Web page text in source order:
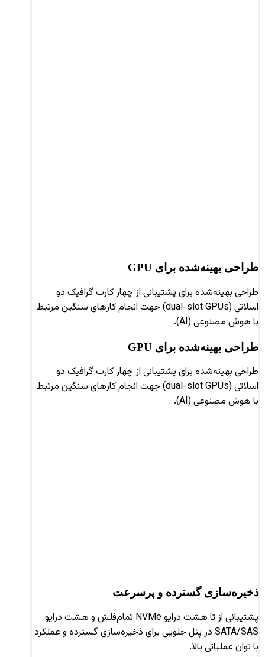
طراحی بهینه‌شده برای GPU
طراحی بهینه‌شده برای پشتیبانی از چهار کارت گرافیک دو
اسلاتی (dual-slot GPUs) جهت انجام کارهای سنگین مرتبط
با هوش مصنوعی (AI).
طراحی بهینه‌شده برای GPU
طراحی بهینه‌شده برای پشتیبانی از چهار کارت گرافیک دو
اسلاتی (dual-slot GPUs) جهت انجام کارهای سنگین مرتبط
با هوش مصنوعی (AI).
ذخیره‌سازی گسترده و پرسرعت
پشتیبانی از تا هشت درایو NVMe تمام‌فلش و هشت درایو
SATA/SAS در پنل جلویی برای ذخیره‌سازی گسترده و عملکرد
با توان عملیاتی بالا.